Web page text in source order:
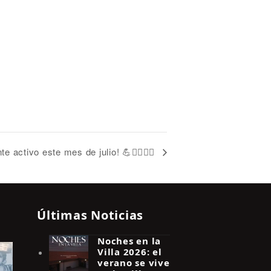
activo este mes de julio! 💪🤸‍♀️🧘‍♂️
Últimas Noticias
Noches en la
Villa 2026: el
verano se vive